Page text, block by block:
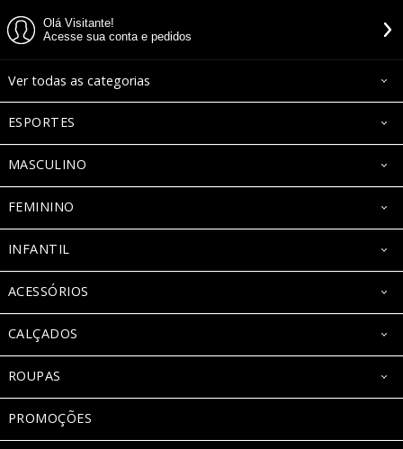
Olá Visitante!
Acesse sua conta e pedidos
Ver todas as categorias
ESPORTES
MASCULINO
FEMININO
INFANTIL
ACESSÓRIOS
CALÇADOS
ROUPAS
PROMOÇÕES